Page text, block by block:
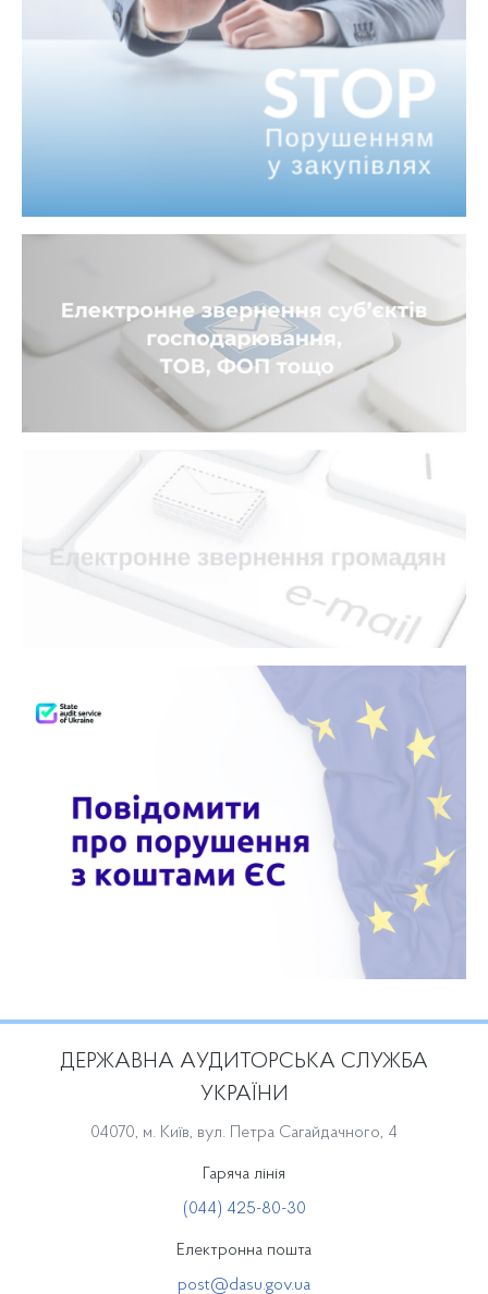
ДЕРЖАВНА АУДИТОРСЬКА СЛУЖБА
УКРАЇНИ
04070, м. Київ, вул. Петра Сагайдачного, 4
Гаряча лінія
(044) 425-80-30
Електронна пошта
post@dasu.gov.ua